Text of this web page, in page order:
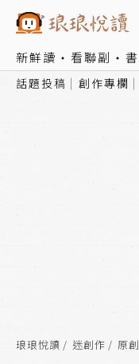
新鮮讀 看聯副
話題投稿 創作專欄
琅琅悅讀 迷創作 原